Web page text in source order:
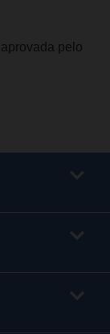
pelo